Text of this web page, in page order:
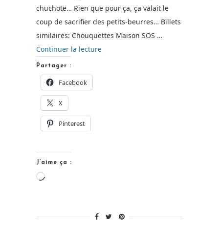
chuchote… Rien que pour ça, ça valait le
coup de sacrifier des petits-beurres… Billets
similaires: Chouquettes Maison SOS …
Continuer la lecturede
Partager :
Facebook
X
Pinterest
J’aime ça :
Chargement…